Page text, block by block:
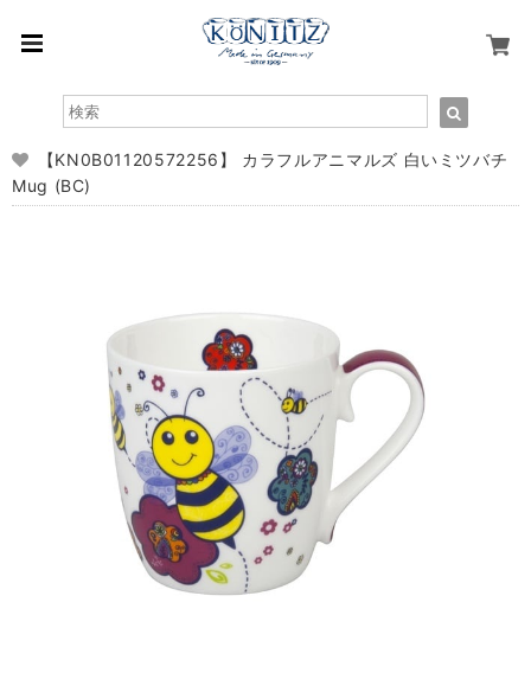
【KN0B01120572256】 カラフルアニマルズ 白いミツバチ
Mug (BC)